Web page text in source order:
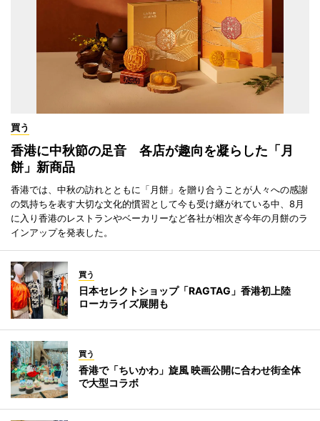
買う
香港に中秋節の足音 各店が趣向を凝らした「月
餅」新商品
香港では、中秋の訪れとともに「月餅」を贈り合うことが人々への感謝
の気持ちを表す大切な文化的慣習として今も受け継がれている中、8月
に入り香港のレストランやベーカリーなど各社が相次ぎ今年の月餅のラ
インアップを発表した。
買う
日本セレクトショップ「RAGTAG」香港初上陸
ローカライズ展開も
買う
香港で「ちいかわ」旋風 映画公開に合わせ街全体
で大型コラボ